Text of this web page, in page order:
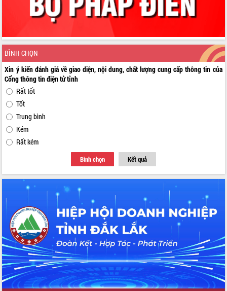
BÌNH CHỌN
Xin ý kiến đánh giá về giao diện, nội dung, chất lượng cung cấp thông tin của
Cổng thông tin điện tử tỉnh
Rất tốt
Tốt
Trung bình
Kém
Rất kém
Bình chọn Kết quả